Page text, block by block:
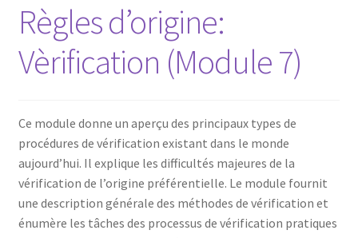
Règles d’origine:
Vèrification (Module 7)
Ce module donne un aperçu des principaux types de
procédures de vérification existant dans le monde
aujourd’hui. Il explique les difficultés majeures de la
vérification de l’origine préférentielle. Le module fournit
une description générale des méthodes de vérification et
énumère les tâches des processus de vérification pratiques